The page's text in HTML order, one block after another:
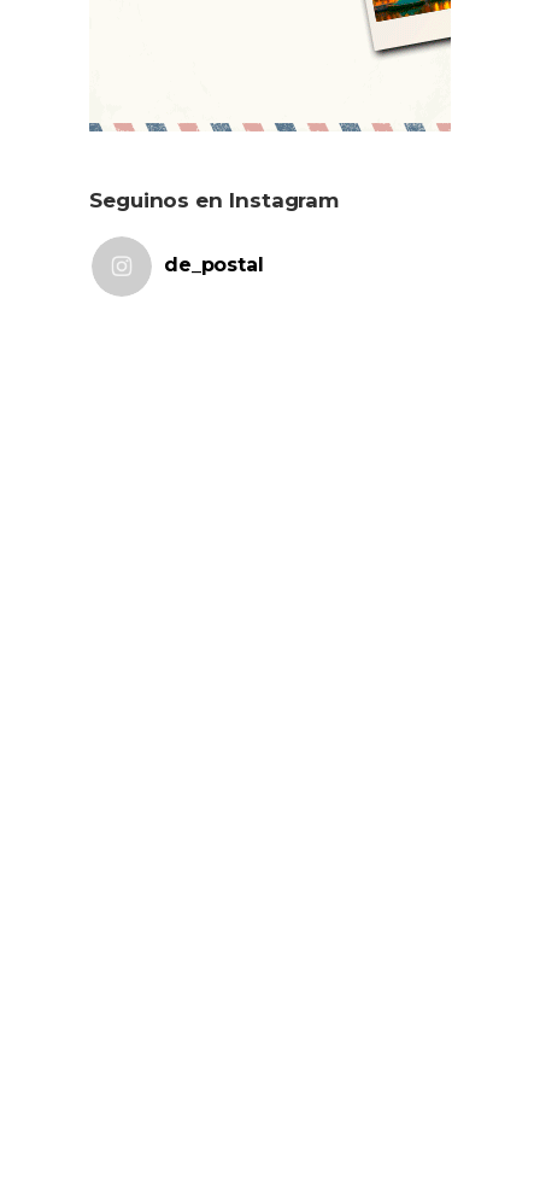
Seguinos en Instagram
de_postal